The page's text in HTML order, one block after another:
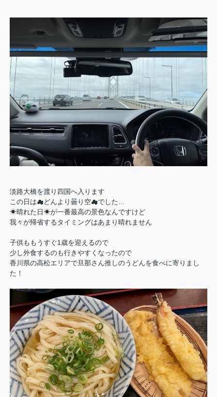
淡路大橋を渡り四国へ入ります
この日は☁どんより曇り空☁でした…
☀晴れた日☀が一番最高の景色なんですけど
我々が帰省するタイミングはあまり晴れません
子供ももうすぐ1歳を迎えるので
少し外食するのも行きやすくなったので
香川県の高松エリアで旦那さん推しのうどんを食べに寄りまし
た！